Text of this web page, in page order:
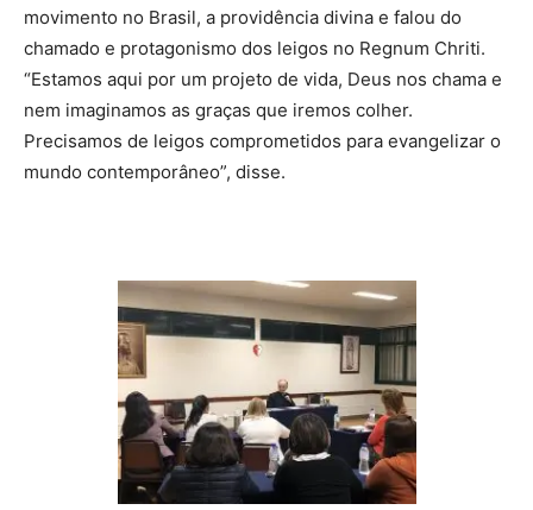
movimento no Brasil, a providência divina e falou do
chamado e protagonismo dos leigos no Regnum Chriti.
“Estamos aqui por um projeto de vida, Deus nos chama e
nem imaginamos as graças que iremos colher.
Precisamos de leigos comprometidos para evangelizar o
mundo contemporâneo”, disse.